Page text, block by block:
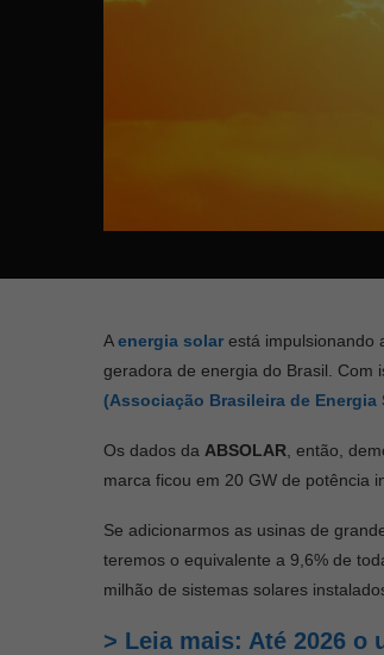
Aenergia solar está impulsionando
geradora de energia do Brasil. Com
(Associação Brasileira de
Os dados da ABSOLAR , então,
marca ficou em 20 GW de potência
Se adicionarmos as usinas de
teremos o equivalente a 9,6% de
milhão de sistemas solares
> Leia mais: Até 2026 o